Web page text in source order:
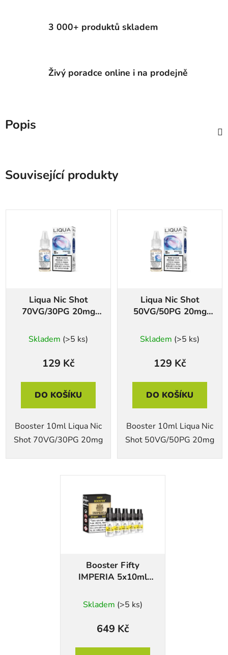
3 000+ produktů skladem
Živý poradce online i na prodejně
Popis
Související produkty
Liqua Nic Shot
70VG/30PG 20mg
Skladem (>5 ks)
129 Kč
DO KOŠÍKU
Booster 10ml Liqua Nic
Shot 70VG/30PG 20mg
Liqua Nic Shot
50VG/50PG 20mg
Skladem (>5 ks)
129 Kč
DO KOŠÍKU
Booster 10ml Liqua Nic
Shot 50VG/50PG 20mg
Booster Fifty
IMPERIA 5x10ml
Skladem (>5 ks)
649 Kč